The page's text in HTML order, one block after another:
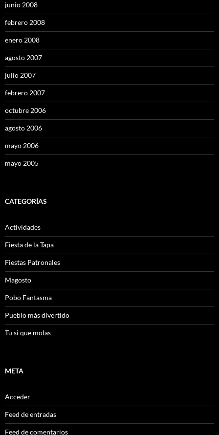
junio 2008
febrero 2008
enero 2008
agosto 2007
julio 2007
febrero 2007
octubre 2006
agosto 2006
mayo 2006
mayo 2005
CATEGORÍAS
Actividades
Fiesta de la Tapa
Fiestas Patronales
Magosto
Pobo Fantasma
Pueblo más divertido
Tu si que molas
META
Acceder
Feed de entradas
Feed de comentarios